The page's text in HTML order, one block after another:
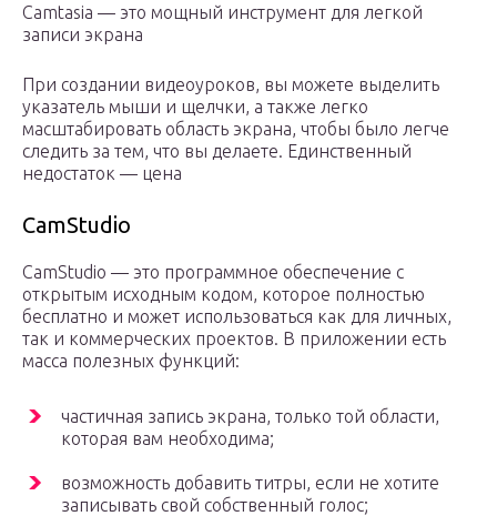
Camtasia — это мощный инструмент для легкой
записи экрана
При создании видеоуроков, вы можете выделить
указатель мыши и щелчки, а также легко
масштабировать область экрана, чтобы было легче
следить за тем, что вы делаете. Единственный
недостаток — цена
CamStudio
CamStudio — это программное обеспечение с
открытым исходным кодом, которое полностью
бесплатно и может использоваться как для личных,
так и коммерческих проектов. В приложении есть
масса полезных функций:
частичная запись экрана, только той области,
которая вам необходима;
возможность добавить титры, если не хотите
записывать свой собственный голос;